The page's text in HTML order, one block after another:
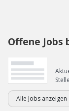
Offene Jobs
Alle Jobs anzeigen